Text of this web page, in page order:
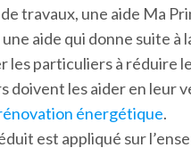
travaux, une aide Ma
aide qui donne suite
les particuliers à réduire
doivent les aider en leur
énergétique.
est appliqué sur